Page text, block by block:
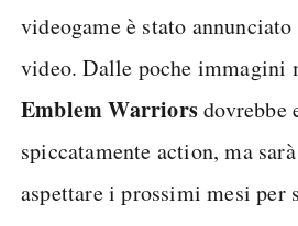
videogame è stato
video. Dalle poche immagini
Emblem Warriorsdovrebbe
spiccatamente action, ma
aspettare i prossimi mesi per